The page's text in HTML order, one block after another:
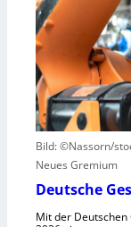
u
n
u
t
z
e
n
e
u
e
r
u
s
y
z
e
n
t
r
u
m
f
ü
R
Bild: ©Nassorn/
Neues Gremium
Deutsche
Mit der Deutschen